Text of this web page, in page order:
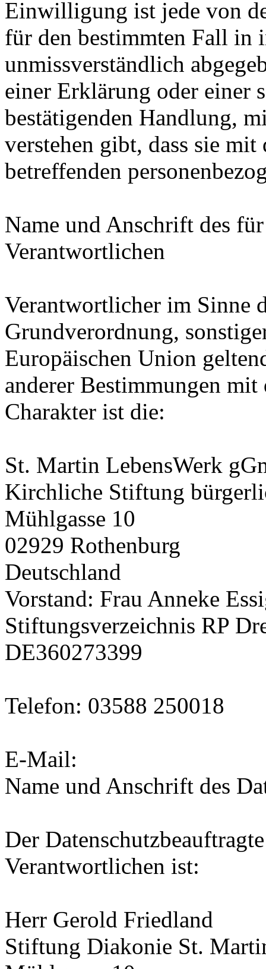
Einwilligung ist jede von
für den bestimmten Fall in
unmissverständlich
einer Erklärung oder einer
bestätigenden Handlung,
verstehen gibt, dass sie
betreffenden
Name und Anschrift des
Verantwortlichen
Verantwortlicher im Sinne
Grundverordnung,
Europäischen Union
anderer Bestimmungen
Charakter ist die:
St. Martin LebensWerk
Kirchliche Stiftung
Mühlgasse 10
02929 Rothenburg
Deutschland
Vorstand: Frau Anneke
Stiftungsverzeichnis RP
DE360273399
Telefon: 03588 250018
E-Mail:
Name und Anschrift des
Der
Verantwortlichen ist:
Herr Gerold Friedland
Stiftung Diakonie St.